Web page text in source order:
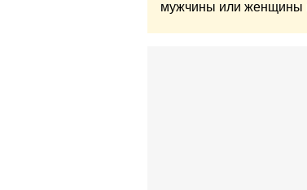
мужчины или женщины